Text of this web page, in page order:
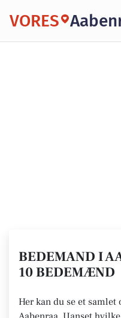
VORES
BEDEMAND I
10 BEDEMÆND
Her kan du se et